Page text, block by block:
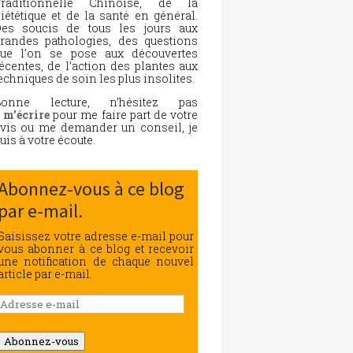
et de la santé en général.
soucis de tous les jours aux
pathologies, des questions
l’on se pose aux découvertes
de l’action des plantes aux
de soin les plus insolites.
lecture, n’hésitez pas
m’écrire pour me faire part de votre
ou me demander un conseil, je
à votre écoute.
vous à ce blog
par e-mail.
votre adresse e-mail pour
abonner à ce blog et recevoir
notification de chaque nouvel
par e-mail.
Abonnez-vous